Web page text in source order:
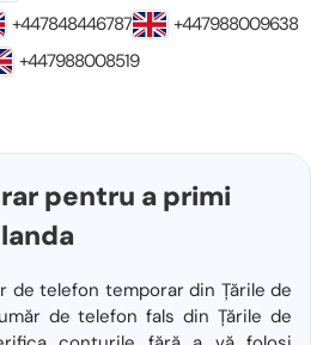
+447848446787
+447988009638
+447988008519
pentru a primi
de telefon temporar din Țările de
de telefon fals din Țările de